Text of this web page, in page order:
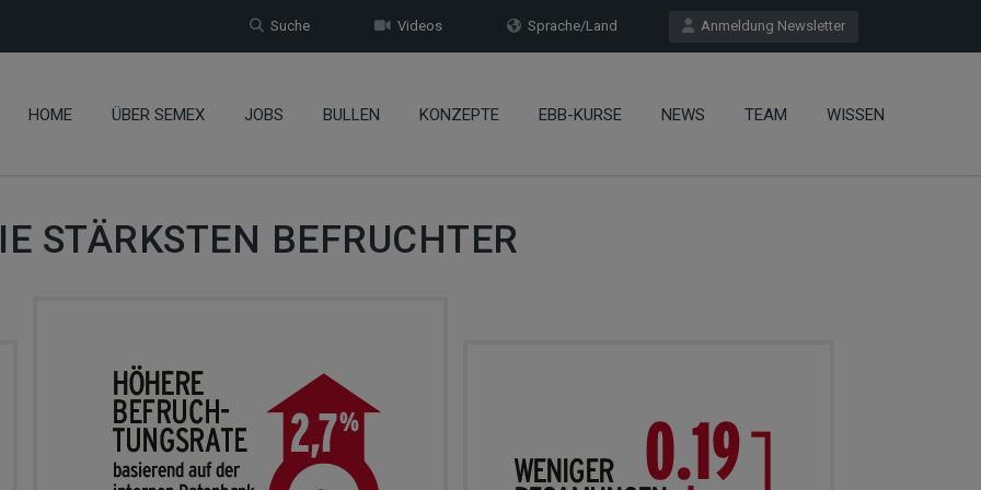
Anmeldung Newsletter
Sprache/Land
Videos
Suche
HOME ÜBER SEMEX JOBS BULLEN KONZEPTE EBB-KURSE NEWS TEAM WISSEN
STÄRKSTEN BEFRUCHTER